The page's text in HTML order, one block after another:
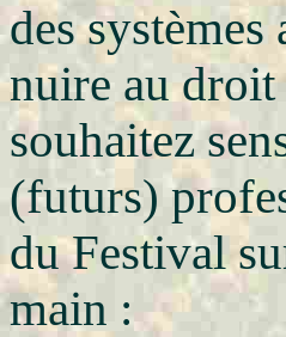
des
nuire au droit
souhaitez
(futurs)
du Festival
main :